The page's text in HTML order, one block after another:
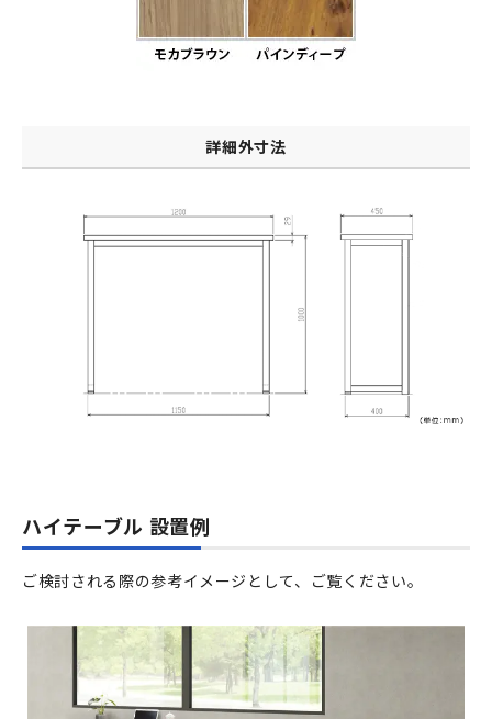
詳細外寸法
ハイテーブル 設置例
ご検討される際の参考イメージとして、ご覧ください。